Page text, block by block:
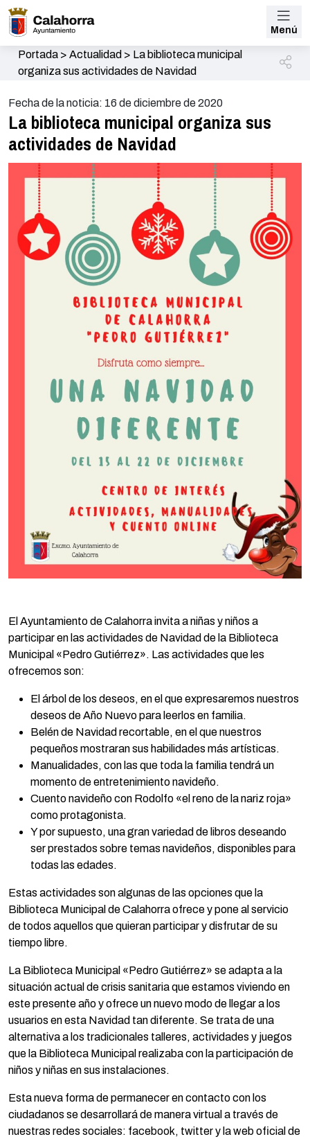
Menú
Portada> Actualidad > La biblioteca municipal
organiza sus actividades de Navidad
Fecha de la noticia: 16 de diciembre de 2020
La biblioteca municipal organiza sus
actividades de Navidad
El Ayuntamiento de Calahorra invita a niñas y niños a
participar en las actividades de Navidad de la Biblioteca
Municipal «Pedro Gutiérrez». Las actividades que les
ofrecemos son:
El árbol de los deseos, en el que expresaremos nuestros
deseos de Año Nuevo para leerlos en familia.
Belén de Navidad recortable, en el que nuestros
pequeños mostraran sus habilidades más artísticas.
Manualidades, con las que toda la familia tendrá un
momento de entretenimiento navideño.
Cuento navideño con Rodolfo «el reno de la nariz roja»
como protagonista.
Y por supuesto, una gran variedad de libros deseando
ser prestados sobre temas navideños, disponibles para
todas las edades.
Estas actividades son algunas de las opciones que la
Biblioteca Municipal de Calahorra ofrece y pone al servicio
de todos aquellos que quieran participar y disfrutar de su
tiempo libre.
La Biblioteca Municipal «Pedro Gutiérrez» se adapta a la
situación actual de crisis sanitaria que estamos viviendo en
este presente año y ofrece un nuevo modo de llegar a los
usuarios en esta Navidad tan diferente. Se trata de una
alternativa a los tradicionales talleres, actividades y juegos
que la Biblioteca Municipal realizaba con la participación de
niños y niñas en sus instalaciones.
Esta nueva forma de permanecer en contacto con los
ciudadanos se desarrollará de manera virtual a través de
nuestras redes sociales: facebook, twitter y la web oficial de